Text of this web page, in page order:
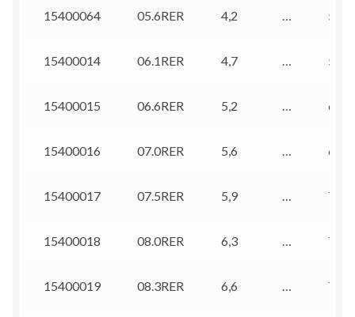
15400064 05.6RER 4,2 … 5,2
15400014 06.1RER 4,7 … 5,7
15400015 06.6RER 5,2 … 6,2
15400016 07.0RER 5,6 … 6,5
15400017 07.5RER 5,9 … 7
15400018 08.0RER 6,3 … 7,5
15400019 08.3RER 6,6 … 7,8